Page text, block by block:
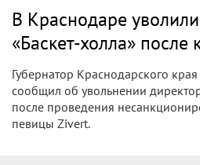
В Краснодаре
«Баскет-холла»
Губернатор Краснодарского
сообщил об увольнении
после проведения
певицы Zivert.